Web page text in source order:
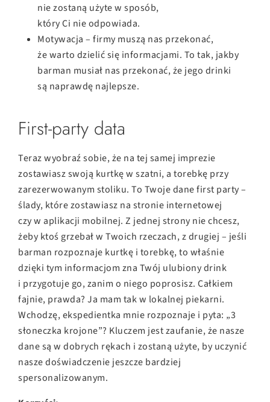
nie zostaną użyte w sposób,
który Ci nie odpowiada.
Motywacja – firmy muszą nas przekonać,
że warto dzielić się informacjami. To tak, jakby
barman musiał nas przekonać, że jego drinki
są naprawdę najlepsze.
First-party data
Teraz wyobraź sobie, że na tej samej imprezie
zostawiasz swoją kurtkę w szatni, a torebkę przy
zarezerwowanym stoliku. To Twoje dane first party –
ślady, które zostawiasz na stronie internetowej
czy w aplikacji mobilnej. Z jednej strony nie chcesz,
żeby ktoś grzebał w Twoich rzeczach, z drugiej – jeśli
barman rozpoznaje kurtkę i torebkę, to właśnie
dzięki tym informacjom zna Twój ulubiony drink
i przygotuje go, zanim o niego poprosisz. Całkiem
fajnie, prawda? Ja mam tak w lokalnej piekarni.
Wchodzę, ekspedientka mnie rozpoznaje i pyta: „3
słoneczka krojone”? Kluczem jest zaufanie, że nasze
dane są w dobrych rękach i zostaną użyte, by uczynić
nasze doświadczenie jeszcze bardziej
spersonalizowanym.